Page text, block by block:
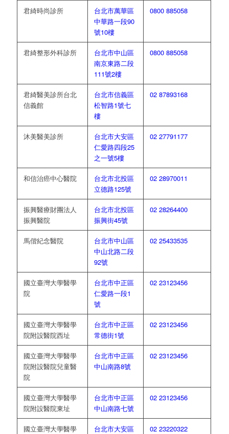
君綺時尚診所
台北市萬華區
中華路一段90
號10樓
0800 885058
君綺整形外科診所
台北市中山區
南京東路二段
111號2樓
0800 885058
君綺醫美診所台北
信義館
台北市信義區
松智路1號七
樓
02 87893168
沐美醫美診所
台北市大安區
仁愛路四段25
之一號5樓
02 27791177
和信治癌中心醫院
台北市北投區
立德路125號
02 28970011
振興醫療財團法人
振興醫院
台北市北投區
振興街45號
02 28264400
馬偕紀念醫院
台北市中山區
中山北路二段
92號
02 25433535
國立臺灣大學醫學
院
台北市中正區
仁愛路一段1
號
02 23123456
國立臺灣大學醫學
院附設醫院西址
台北市中正區
常德街1號
02 23123456
國立臺灣大學醫學
院附設醫院兒童醫
院
台北市中正區
中山南路8號
02 23123456
國立臺灣大學醫學
院附設醫院東址
台北市中正區
中山南路七號
02 23123456
國立臺灣大學醫學
台北市大安區
02 23220322